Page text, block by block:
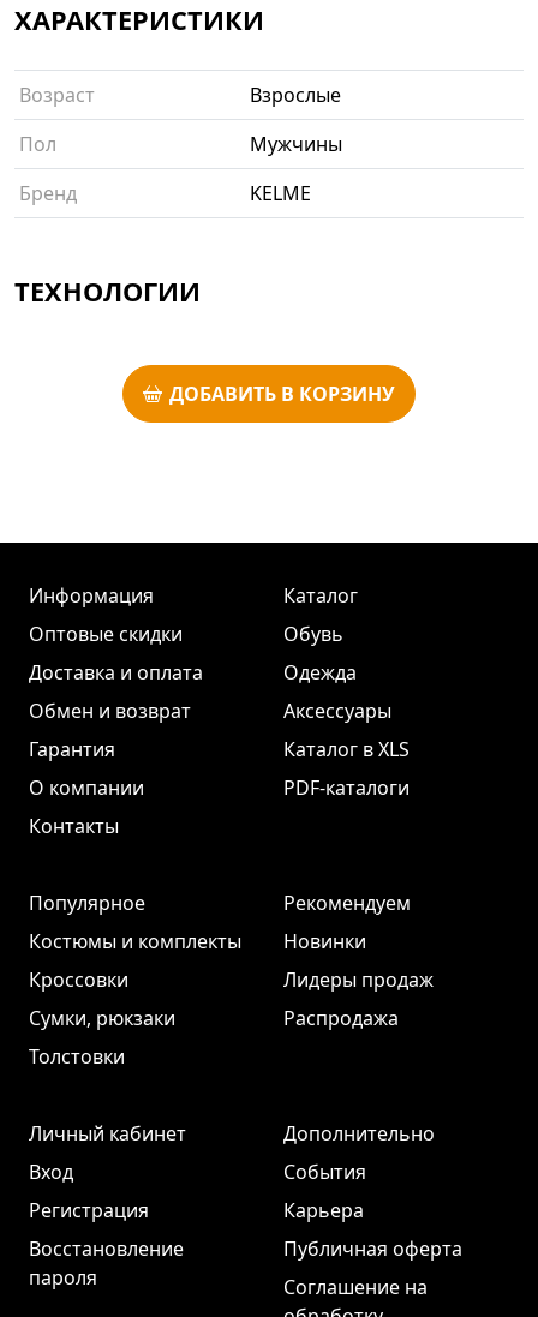
ХАРАКТЕРИСТИКИ
Возраст
Взрослые
Пол
Мужчины
Бренд
KELME
ТЕХНОЛОГИИ
ДОБАВИТЬ В КОРЗИНУ
Информация
Оптовые скидки
Доставка и оплата
Обмен и возврат
Гарантия
О компании
Контакты
Каталог
Обувь
Одежда
Аксессуары
Каталог в XLS
PDF-каталоги
Популярное
Костюмы и комплекты
Кроссовки
Сумки, рюкзаки
Толстовки
Рекомендуем
Новинки
Лидеры продаж
Распродажа
Личный кабинет
Вход
Регистрация
Восстановление
пароля
Дополнительно
События
Карьера
Публичная оферта
Соглашение на